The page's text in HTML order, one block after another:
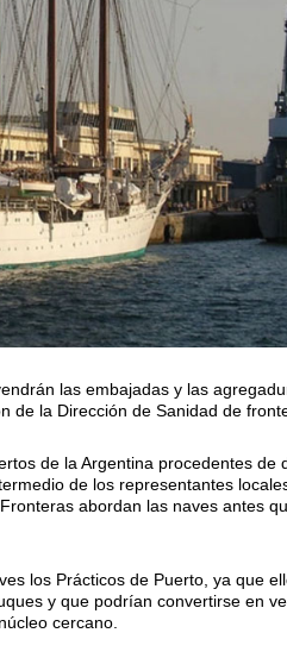
las embajadas y las
de la Dirección de Sanidad de
de la Argentina procedentes de
de los representantes
abordan las naves antes
los Prácticos de Puerto, ya que
y que podrían convertirse en
cercano.